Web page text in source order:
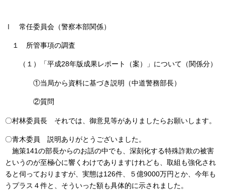
Ⅰ 常任委員会（警察本部関係）
１ 所管事項の調査
（１）「平成28年版成果レポート（案）」について（関係分）
①当局から資料に基づき説明（中道警務部長）
②質問
〇村林委員長 それでは、御意見等がありましたらお願いします。
〇青木委員 説明ありがとうございました。
施策141の部長からのお話の中でも、深刻化する特殊詐欺の被害
というのが至極心に響くわけでありますけれども、取組も強化され
ると伺っておりますが、実態は126件、５億9000万円とか、今年も
うプラス４件と、そういった額も具体的に示されました。